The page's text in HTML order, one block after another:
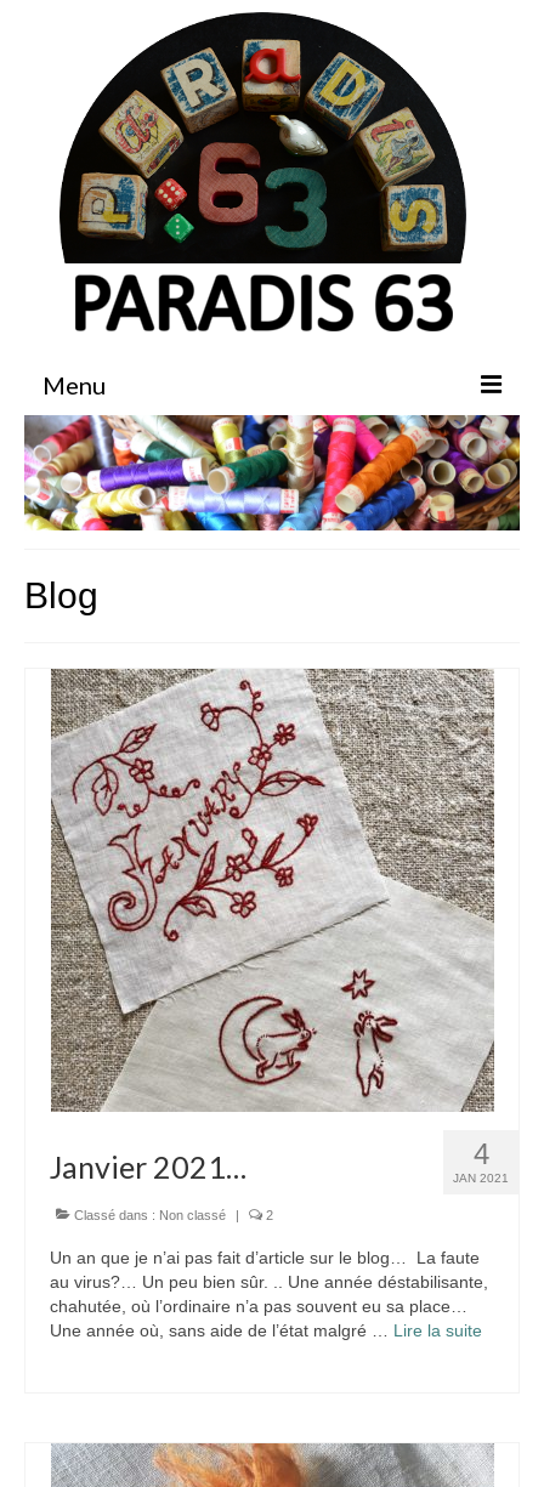
Menu
Accueil
Boutique
Vaisselle ancienne
Jouets anciens
Tissus
Patchwork
Mercerie
Dressing
Linge ancien
Ephemera
Créations
Blog
Galerie
Blog
4
JAN 2021
Janvier 2021…
Classé dans : Non classé | 2
Un an que je n’ai pas fait d’article sur le blog… La faute
au virus?… Un peu bien sûr. .. Une année déstabilisante,
chahutée, où l’ordinaire n’a pas souvent eu sa place…
Une année où, sans aide de l’état malgré … Lire la suite­­